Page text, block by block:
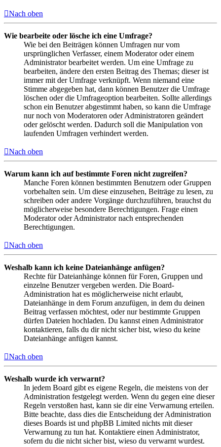
Nach oben
Wie bearbeite oder lösche ich eine Umfrage?
Wie bei den Beiträgen können Umfragen nur vom
ursprünglichen Verfasser, einem Moderator oder einem
Administrator bearbeitet werden. Um eine Umfrage zu
bearbeiten, ändere den ersten Beitrag des Themas; dieser ist
immer mit der Umfrage verknüpft. Wenn niemand eine
Stimme abgegeben hat, dann können Benutzer die Umfrage
löschen oder die Umfrageoption bearbeiten. Sollte allerdings
schon ein Benutzer abgestimmt haben, so kann die Umfrage
nur noch von Moderatoren oder Administratoren geändert
oder gelöscht werden. Dadurch soll die Manipulation von
laufenden Umfragen verhindert werden.
Nach oben
Warum kann ich auf bestimmte Foren nicht zugreifen?
Manche Foren können bestimmten Benutzern oder Gruppen
vorbehalten sein. Um diese einzusehen, Beiträge zu lesen, zu
schreiben oder andere Vorgänge durchzuführen, brauchst du
möglicherweise besondere Berechtigungen. Frage einen
Moderator oder Administrator nach entsprechenden
Berechtigungen.
Nach oben
Weshalb kann ich keine Dateianhänge anfügen?
Rechte für Dateianhänge können für Foren, Gruppen und
einzelne Benutzer vergeben werden. Die Board-
Administration hat es möglicherweise nicht erlaubt,
Dateianhänge in dem Forum anzufügen, in dem du deinen
Beitrag verfassen möchtest, oder nur bestimmte Gruppen
dürfen Dateien hochladen. Du kannst einen Administrator
kontaktieren, falls du dir nicht sicher bist, wieso du keine
Dateianhänge anfügen kannst.
Nach oben
Weshalb wurde ich verwarnt?
In jedem Board gibt es eigene Regeln, die meistens von der
Administration festgelegt werden. Wenn du gegen eine dieser
Regeln verstoßen hast, kann sie dir eine Verwarnung erteilen.
Bitte beachte, dass dies die Entscheidung der Administration
dieses Boards ist und phpBB Limited nichts mit dieser
Verwarnung zu tun hat. Kontaktiere einen Administrator,
sofern du die nicht sicher bist, wieso du verwarnt wurdest.